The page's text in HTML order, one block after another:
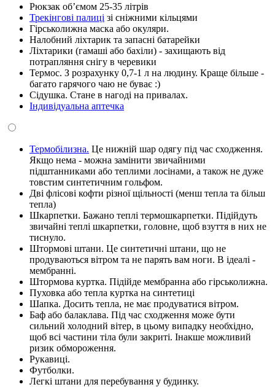
Рюкзак об’ємом 25-35 літрів
Трекінгові палиці зі сніжними кільцями
Гірськолижна маска або окуляри.
Налобний ліхтарик та запасні батарейки
Ліхтарики (гамаші або бахіли) - захищають від
потрапляння снігу в черевики
Термос. З розрахунку 0,7-1 л на людину. Краще більше -
багато гарячого чаю не буває :)
Сідушка. Стане в нагоді на привалах.
Індивідуальна аптечка
Термобілизна. Це нижній шар одягу під час сходження.
Якщо нема - можна замінити звичайними
підштанниками або теплими лосінами, а також не дуже
товстим синтетичним гольфом.
Дві флісові кофти різної щільності (менш тепла та більш
тепла)
Шкарпетки. Бажано теплі термошкарпетки. Підійдуть
звичайні теплі шкарпетки, головне, щоб взуття в них не
тиснуло.
Штормові штани. Це синтетичні штани, що не
продуваються вітром та не парять вам ноги. В ідеалі -
мембранні.
Штормова куртка. Підійде мембранна або гірськолижна.
Пуховка або тепла куртка на синтетиці
Шапка. Досить тепла, не має продуватися вітром.
Баф або балаклава. Під час сходження може бути
сильний холодний вітер, в цьому випадку необхідно,
щоб всі частини тіла були закриті. Інакше можливий
ризик обмороження.
Рукавиці.
Футболки.
Легкі штани для перебування у будинку.